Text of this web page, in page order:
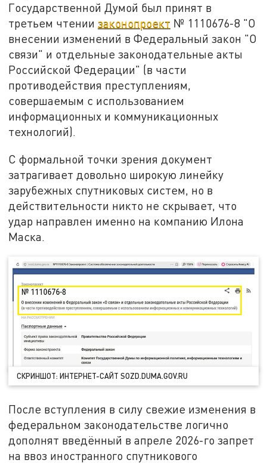
Государственной Думой был принят в
третьем чтениизаконопроект № 1110676-8 "О
внесении изменений в Федеральный закон "О
связи" и отдельные законодательные акты
Российской Федерации" (в части
противодействия преступлениям,
совершаемым с использованием
информационных и коммуникационных
технологий).
С формальной точки зрения документ
затрагивает довольно широкую линейку
зарубежных спутниковых систем, но в
действительности никто не скрывает, что
удар направлен именно на компанию Илона
Маска.
СКРИНШОТ: ИНТЕРНЕТ-САЙТ SOZD.DUMA.GOV.RU
После вступления в силу свежие изменения в
федеральном законодательстве логично
дополнят введённый в апреле 2026-го запрет
на ввоз иностранного спутникового